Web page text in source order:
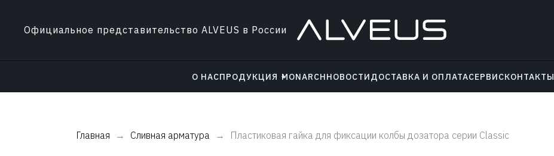
Официальное представительство ALVEUS в России
О НАСПРОДУКЦИЯ MONARCHНОВОСТИДОСТАВКА И ОПЛАТАСЕРВИСКОНТАКТЫ
Главная Сливная арматура Пластиковая гайка для фиксации колбы дозатора серии Classic